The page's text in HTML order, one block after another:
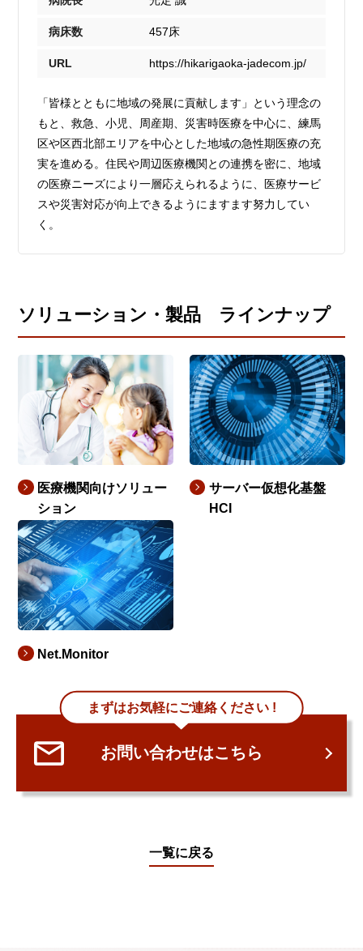
病床数 457床
URL https://hikarigaoka-jadecom.jp/
「皆様とともに地域の発展に貢献します」という理念の
もと、救急、小児、周産期、災害時医療を中心に、練馬
区や区西北部エリアを中心とした地域の急性期医療の充
実を進める。住民や周辺医療機関との連携を密に、地域
の医療ニーズにより一層応えられるように、医療サービ
スや災害対応が向上できるようにますます努力してい
く。
ソリューション・製品 ラインナップ
医療機関向けソリュー
ション
サーバー仮想化基盤
HCI
Net.Monitor
まずはお気軽にご連絡ください !
お問い合わせはこちら
一覧に戻る